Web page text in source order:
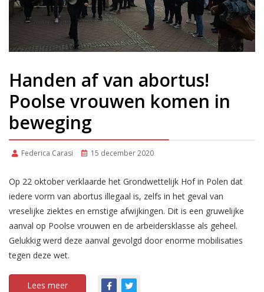
Handen af van abortus!
Poolse vrouwen komen in
beweging
Federica Carasi 15 december 2020
Op 22 oktober verklaarde het Grondwettelijk Hof in Polen dat
iedere vorm van abortus illegaal is, zelfs in het geval van
vreselijke ziektes en ernstige afwijkingen. Dit is een gruwelijke
aanval op Poolse vrouwen en de arbeidersklasse als geheel.
Gelukkig werd deze aanval gevolgd door enorme mobilisaties
tegen deze wet.
Lees meer